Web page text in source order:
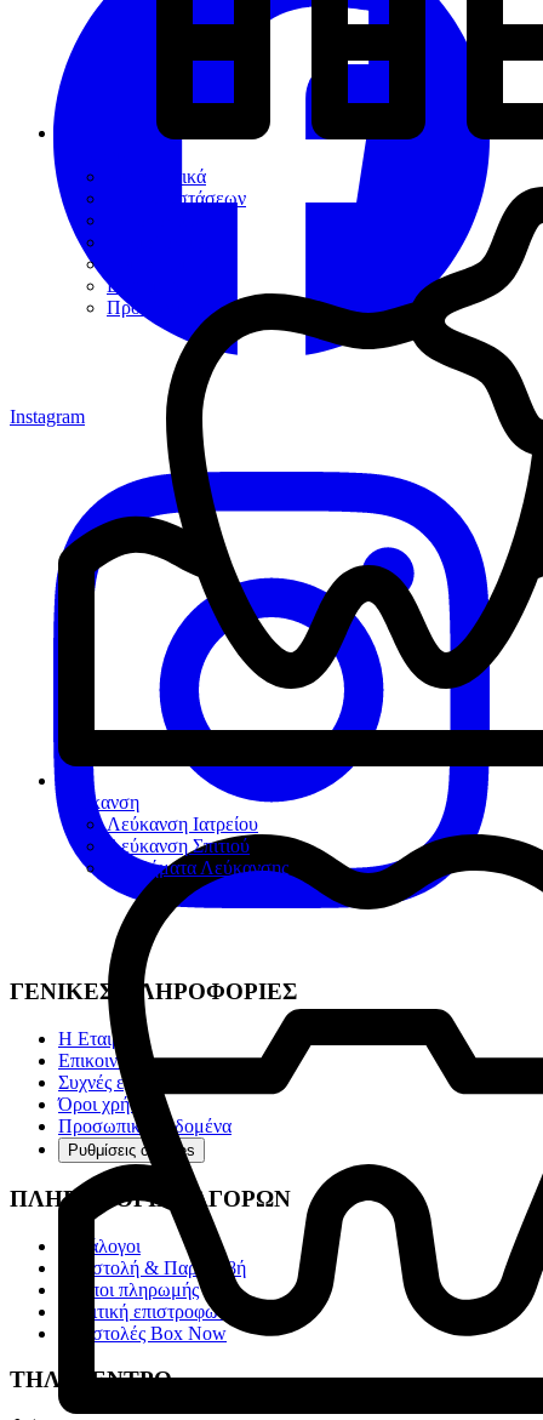
Διαγνωστικά
Αποκαταστάσεων
Εξακτικής
Προσθετικής
Λεύκανση
Λεύκανση Ιατρείου
Λεύκανση Σπιτιού
Βοηθήματα Λεύκανσης
Instagram
ΓΕΝΙΚΕΣ ΠΛΗΡΟΦΟΡΙΕΣ
Η Εταιρία
Επικοινωνία
Συχνές ερωτήσεις
Όροι χρήσης
Προσωπικά Δεδομένα
Ρυθμίσεις cookies
ΠΛΗΡΟΦΟΡΙΕΣ ΑΓΟΡΩΝ
Κατάλογοι
Αποστολή & Παραλαβή
Τρόποι πληρωμής
Πολιτική επιστροφών
Αποστολές Box Now
ΤΗΛ. ΚΕΝΤΡΟ